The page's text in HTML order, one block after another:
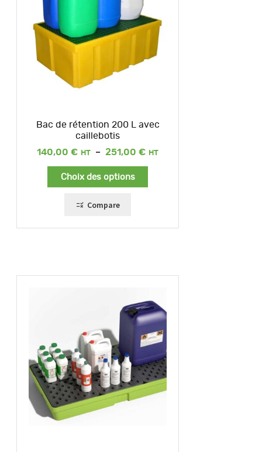
Bac de rétention 200 L avec
caillebotis
140,00 € – 251,00 €
Plage
Choix des options
Compare